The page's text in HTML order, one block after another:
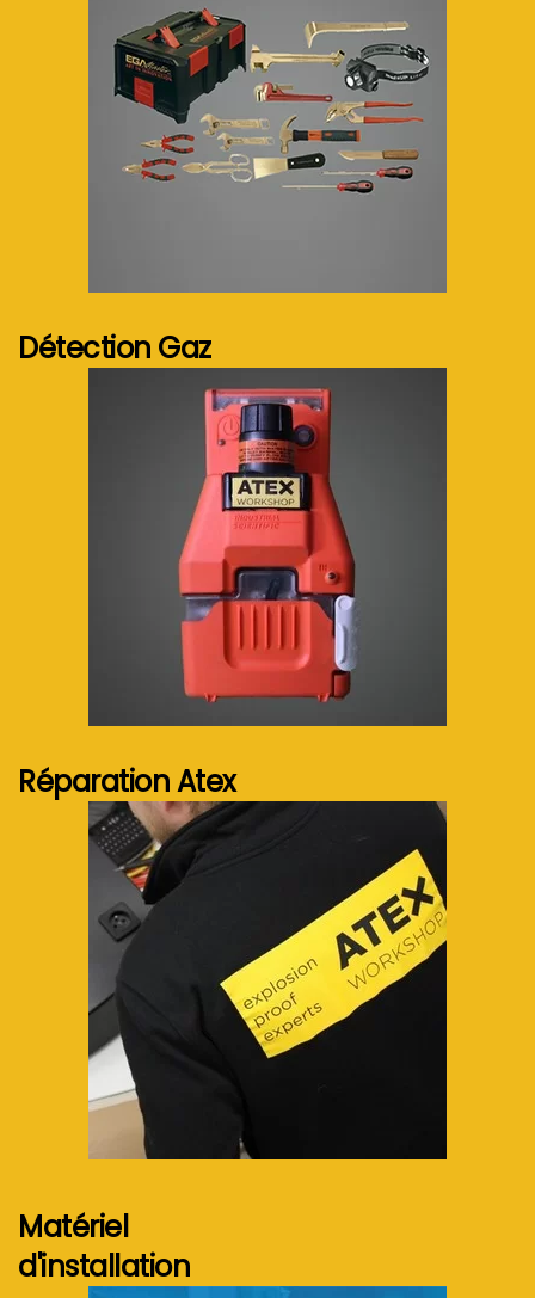
Détection Gaz
Voir plus...
Réparation Atex
Voir plus...
Matériel
d'installation